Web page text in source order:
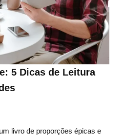
5 Dicas de Leitura
livro de proporções épicas e